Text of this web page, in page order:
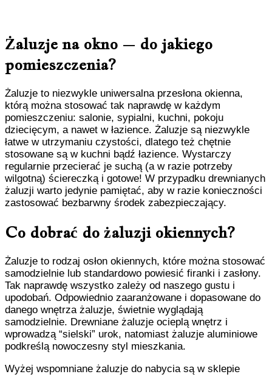
Żaluzje na okno – do jakiego
pomieszczenia?
Żaluzje to niezwykle uniwersalna przesłona okienna,
którą można stosować tak naprawdę w każdym
pomieszczeniu: salonie, sypialni, kuchni, pokoju
dziecięcym, a nawet w łazience. Żaluzje są niezwykle
łatwe w utrzymaniu czystości, dlatego też chętnie
stosowane są w kuchni bądź łazience. Wystarczy
regularnie przecierać je suchą (a w razie potrzeby
wilgotną) ściereczką i gotowe! W przypadku drewnianych
żaluzji warto jedynie pamiętać, aby w razie konieczności
zastosować bezbarwny środek zabezpieczający.
Co dobrać do żaluzji okiennych?
Żaluzje to rodzaj osłon okiennych, które można stosować
samodzielnie lub standardowo powiesić firanki i zasłony.
Tak naprawdę wszystko zależy od naszego gustu i
upodobań. Odpowiednio zaaranżowane i dopasowane do
danego wnętrza żaluzje, świetnie wyglądają
samodzielnie. Drewniane żaluzje ocieplą wnętrz i
wprowadzą “sielski” urok, natomiast żaluzje aluminiowe
podkreślą nowoczesny styl mieszkania.
Wyżej wspomniane żaluzje do nabycia są w sklepie